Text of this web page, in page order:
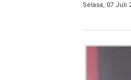
Selasa, 07 Juli